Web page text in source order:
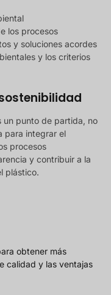
los procesos
y soluciones acordes
y los criterios
un punto de partida, no
para integrar el
procesos
y contribuir a la
plástico.
obtener más
calidad y las ventajas